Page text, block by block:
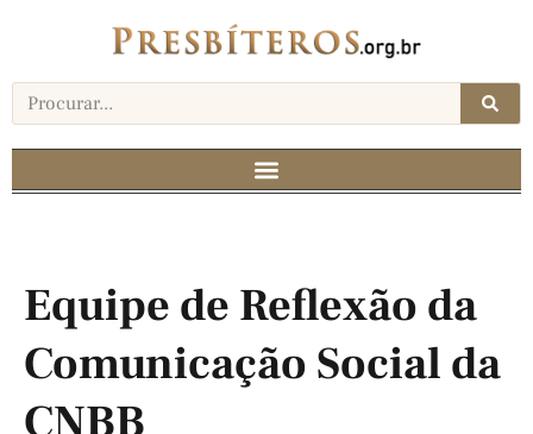
Equipe de Reflexão da
Comunicação Social da